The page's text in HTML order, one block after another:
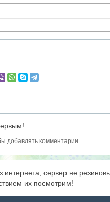
добавлять комментарии
интернета, сервер не
их посмотрим!